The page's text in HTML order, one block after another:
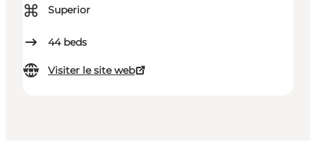
⌘ Superior
44 beds
Visiter le site web